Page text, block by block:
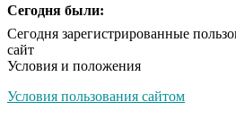
Ролик длится
смеяться вы будете
Королева вагона
Сегодня были:
Сегодня зарегистрированные
сайт
Условия и положения
Условия пользования сайтом